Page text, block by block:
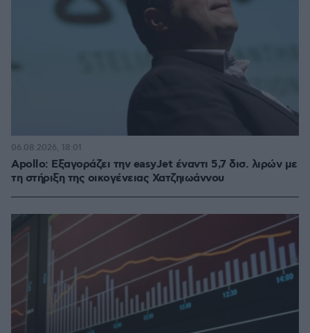
Apollo: Εξαγοράζει την easyJet έναντι 5,7 δισ. λιρών με
τη στήριξη της οικογένειας Χατζηιωάννου
06.08.2026, 18:01